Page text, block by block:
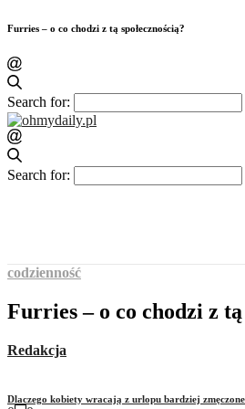
Furries – o co chodzi z tą społecznością?
Search for:
Search for:
Dlaczego kobiety wracają z urlopu bardziej
codzienność
Furries – o co chodzi z tą
Redakcja